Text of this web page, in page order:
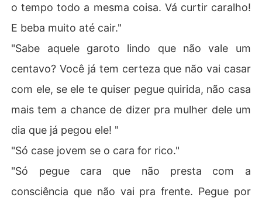
o tempo todo a mesma coisa. Vá curtir caralho!
E beba muito até cair."
"Sabe aquele garoto lindo que não vale um
centavo? Você já tem certeza que não vai casar
com ele, se ele te quiser pegue quirida, não casa
mais tem a chance de dizer pra mulher dele um
dia que já pegou ele! "
"Só case jovem se o cara for rico."
"Só pegue cara que não presta com a
consciência que não vai pra frente. Pegue por